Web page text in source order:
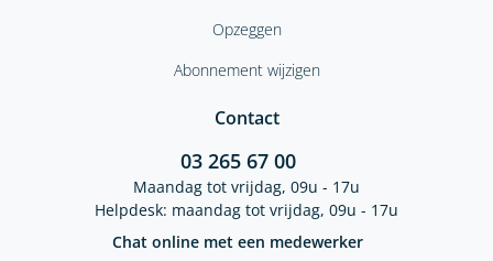
Opzeggen
Abonnement wijzigen
Contact
03 265 67 00
Maandag tot vrijdag, 09u - 17u
Helpdesk: maandag tot vrijdag, 09u - 17u
Chat online met een medewerker